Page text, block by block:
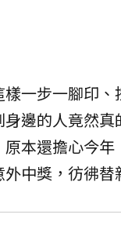
一步一腳印
邊的人竟然
本還擔心今
外中獎 ，彷彿